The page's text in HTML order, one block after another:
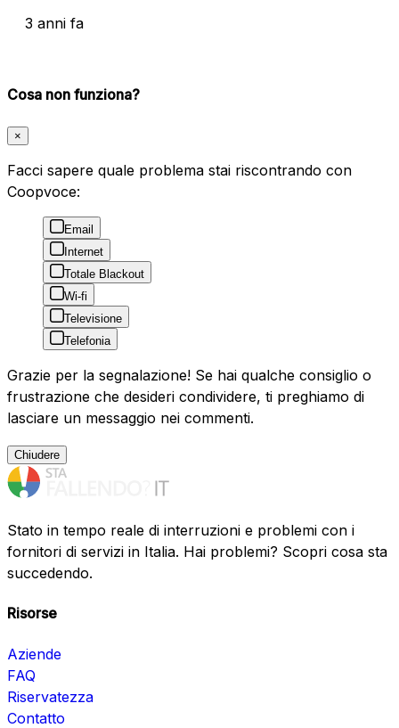
3 anni fa
Cosa non funziona?
×
Facci sapere quale problema stai riscontrando con
Coopvoce:
Email
Internet
Totale Blackout
Wi-fi
Televisione
Telefonia
Grazie per la segnalazione! Se hai qualche consiglio o
frustrazione che desideri condividere, ti preghiamo di
lasciare un messaggio nei commenti.
Chiudere
Stato in tempo reale di interruzioni e problemi con i
fornitori di servizi in Italia. Hai problemi? Scopri cosa sta
succedendo.
Risorse
Aziende
FAQ
Riservatezza
Contatto